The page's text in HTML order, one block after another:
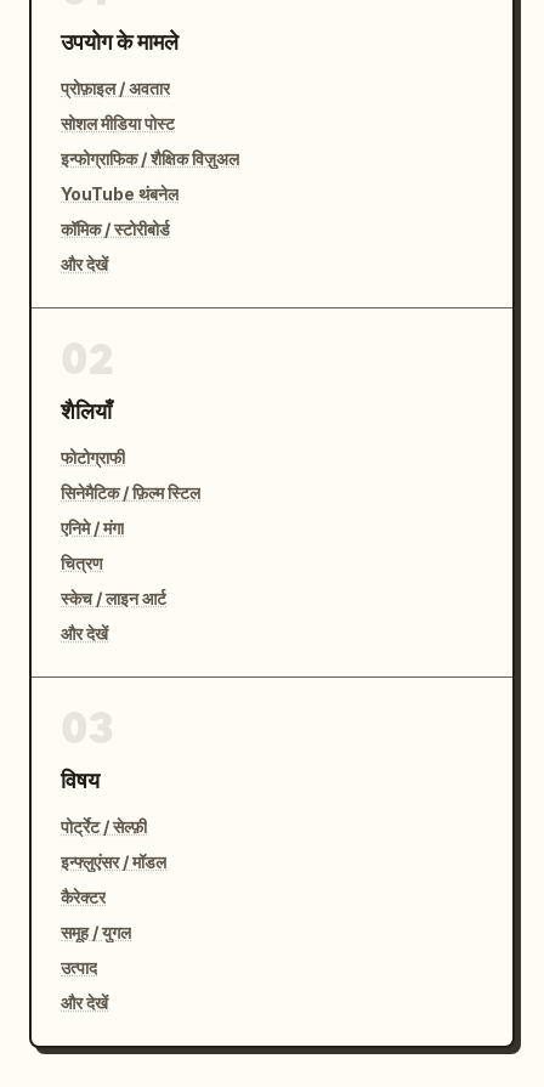
उपयोग के मामले
प्रोफ़ाइल / अवतार
सोशल मीडिया पोस्ट
इन्फोग्राफिक / शैक्षिक विज़ुअल
YouTube थंबनेल
कॉमिक / स्टोरीबोर्ड
और देखें
शैलियाँ
फोटोग्राफी
सिनेमैटिक / फ़िल्म स्टिल
एनिमे / मंगा
चित्रण
स्केच / लाइन आर्ट
और देखें
विषय
पोर्ट्रेट / सेल्फ़ी
इन्फ्लुएंसर / मॉडल
कैरेक्टर
समूह / युगल
उत्पाद
और देखें